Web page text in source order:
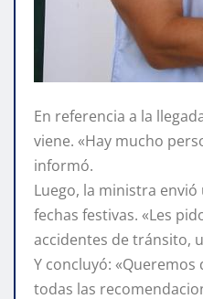
En referencia a la
viene. «Hay mucho
informó.
Luego, la ministra
fechas festivas. «Les
accidentes de tránsito,
Y concluyó:
todas las